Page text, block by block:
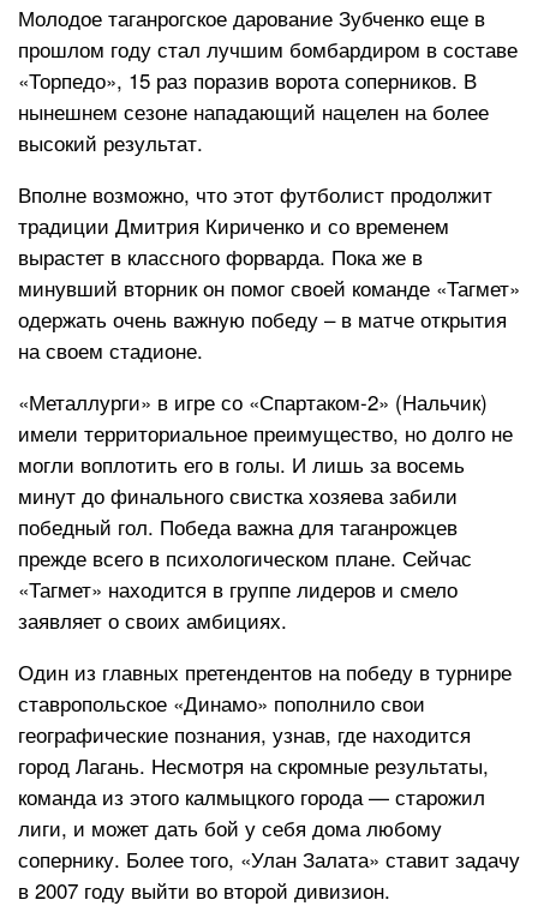
Молодое таганрогское дарование Зубченко еще в
прошлом году стал лучшим бомбардиром в составе
«Торпедо», 15 раз поразив ворота соперников. В
нынешнем сезоне нападающий нацелен на более
высокий результат.
Вполне возможно, что этот футболист продолжит
традиции Дмитрия Кириченко и со временем
вырастет в классного форварда. Пока же в
минувший вторник он помог своей команде «Тагмет»
одержать очень важную победу – в матче открытия
на своем стадионе.
«Металлурги» в игре со «Спартаком-2» (Нальчик)
имели территориальное преимущество, но долго не
могли воплотить его в голы. И лишь за восемь
минут до финального свистка хозяева забили
победный гол. Победа важна для таганрожцев
прежде всего в психологическом плане. Сейчас
«Тагмет» находится в группе лидеров и смело
заявляет о своих амбициях.
Один из главных претендентов на победу в турнире
ставропольское «Динамо» пополнило свои
географические познания, узнав, где находится
город Лагань. Несмотря на скромные результаты,
команда из этого калмыцкого города — старожил
лиги, и может дать бой у себя дома любому
сопернику. Более того, «Улан Залата» ставит задачу
в 2007 году выйти во второй дивизион.